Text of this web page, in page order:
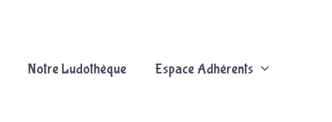
Notre Ludothèque Espace Adhérents